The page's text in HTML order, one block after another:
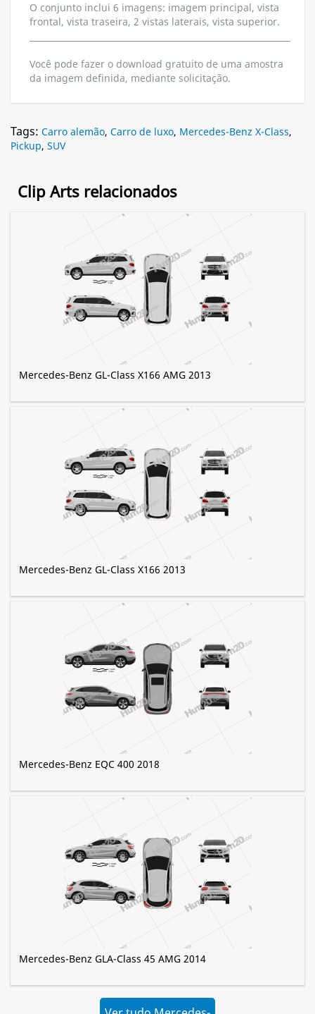
O conjunto inclui 6 imagens: imagem principal, vista
frontal, vista traseira, 2 vistas laterais, vista superior.
Você pode fazer o download gratuito de uma amostra
da imagem definida, mediante solicitação.
Tags: Carro alemão, Carro de luxo, Mercedes-Benz X-Class,
Pickup, SUV
Clip Arts relacionados
Mercedes-Benz GL-Class X166 AMG 2013
Mercedes-Benz GL-Class X166 2013
Mercedes-Benz EQC 400 2018
Mercedes-Benz GLA-Class 45 AMG 2014